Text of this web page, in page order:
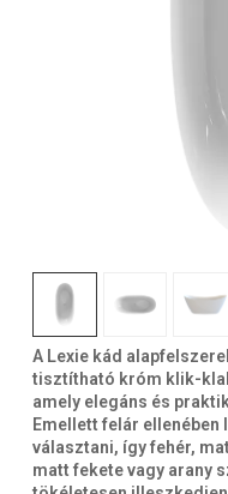
A Lexie kád
tisztítható króm klik-
amely elegáns és
Emellett felár ellenében
választani, így fehér,
matt fekete vagy arany